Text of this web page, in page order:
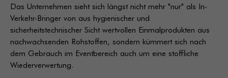
Das Unternehmen sieht sich längst nicht mehr "nur" als In-
Verkehr-Bringer von aus hygienischer und
sicherheitstechnischer Sicht wertvollen Einmalprodukten aus
nachwachsenden Rohstoffen, sondern kümmert sich nach
dem Gebrauch im Eventbereich auch um eine stoffliche
Wiederverwertung.